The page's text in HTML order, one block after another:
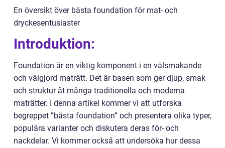
En översikt över bästa foundation för mat- och
dryckesentusiaster
Introduktion:
Foundation är en viktig komponent i en välsmakande
och välgjord maträtt. Det är basen som ger djup, smak
och struktur åt många traditionella och moderna
maträtter. I denna artikel kommer vi att utforska
begreppet ”bästa foundation” och presentera olika typer,
populära varianter och diskutera deras för- och
nackdelar. Vi kommer också att undersöka hur dessa